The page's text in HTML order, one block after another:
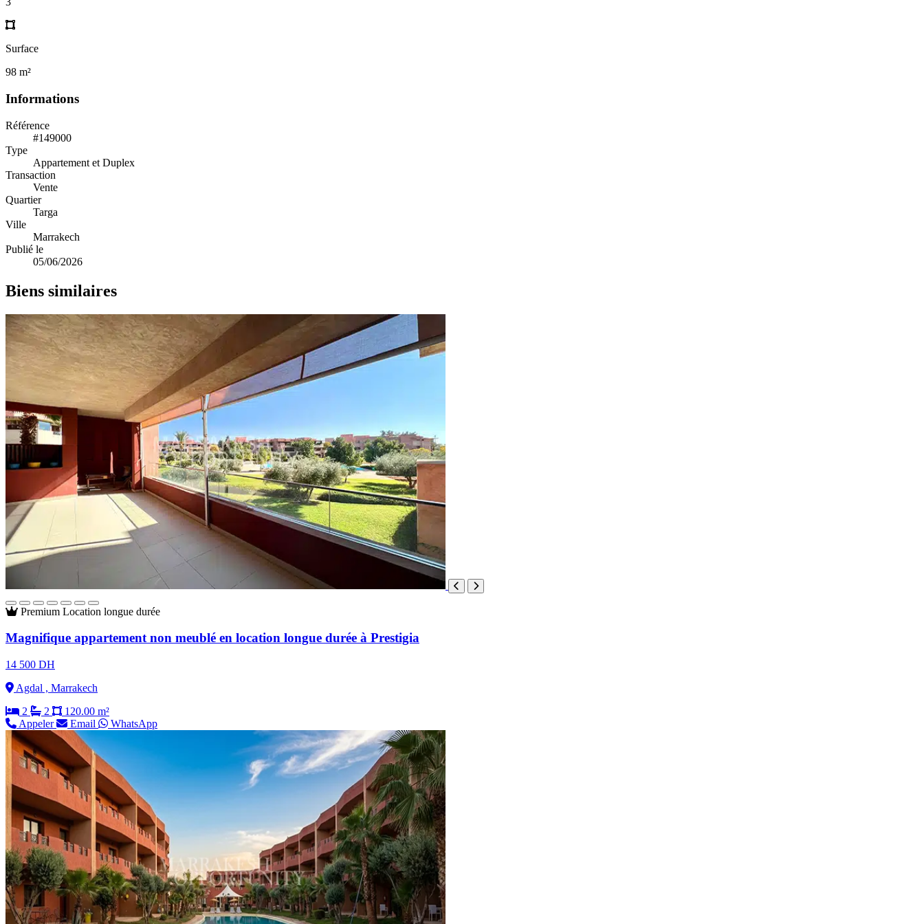
Surface
98 m²
Informations
Référence
#149000
Type
Appartement et Duplex
Transaction
Vente
Quartier
Targa
Ville
Marrakech
Publié le
05/06/2026
Biens similaires
Premium Location longue durée
Magnifique appartement non meublé en location longue durée à Prestigia
14 500 DH
Agdal , Marrakech
2
2
120.00 m²
Appeler
Email WhatsApp